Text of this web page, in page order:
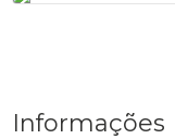
Informações